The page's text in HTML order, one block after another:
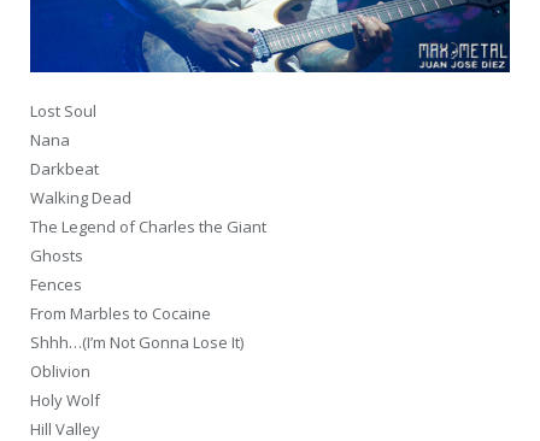
Lost Soul
Nana
Darkbeat
Walking Dead
The Legend of Charles the Giant
Ghosts
Fences
From Marbles to Cocaine
Shhh…(I’m Not Gonna Lose It)
Oblivion
Holy Wolf
Hill Valley